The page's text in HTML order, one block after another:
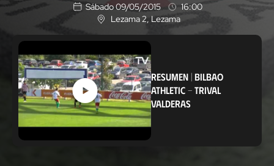
Sábado 09/05/2015
16:00
U
b
i
c
a
c
i
ó
n
Lezama 2, Lezama
RESUMEN |BILBAO
ATHLETIC -TRIVAL
VALDERAS